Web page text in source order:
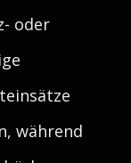
oder
während